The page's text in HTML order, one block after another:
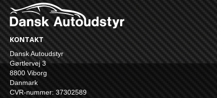
KONTAKT
Dansk Autoudstyr
Gørtlervej 3
8800 Viborg
Danmark
CVR-nummer: 37302589